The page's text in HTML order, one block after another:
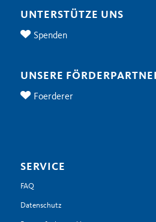
UNTERSTÜTZE UNS
Spenden
UNSERE
Foerderer
SERVICE
FAQ
Datenschutz